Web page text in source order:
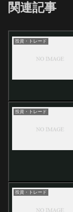
関連記事
投資・トレード
投資・トレード
投資・トレード